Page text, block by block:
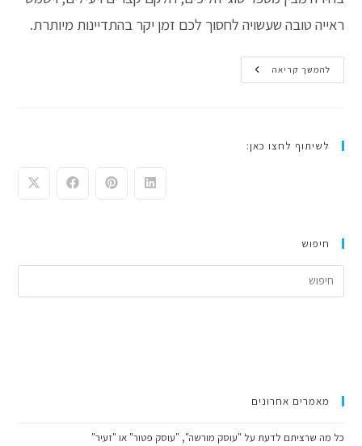
ראייה טובה שעשויה לחסוך לכם זמן יקר בהתדיינות מיותרת.
להמשך קריאה איך
לכתוב
לשיתוף לחצו כאן:
חיפוש
מאמרים אחרונים
כל מה שרציתם לדעת על "עוסק מורשה", "עוסק פטור" או "זעיר"